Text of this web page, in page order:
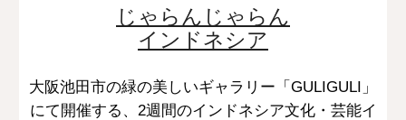
じゃらんじゃらん
インドネシア
大阪池田市の緑の美しいギャラリー「GULIGULI」
にて開催する、2週間のインドネシア文化・芸能イ